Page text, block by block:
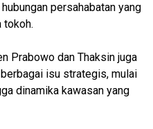
persahabatan yang
tokoh.
Prabowo dan Thaksin juga
isu strategis, mulai
dinamika kawasan yang